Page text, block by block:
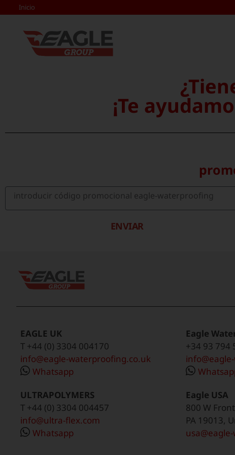
Inicio
¡Te
ENVIAR
EAGLE UK
T +44 (0) 3304 004170
info@eagle-waterproofing.co.uk
Whatsapp
ULTRAPOLYMERS
T +44 (0) 3304 004457
info@ultra-flex.com
Whatsapp
Eagle
+34 93 794
Eagle USA
800 W
PA 19013,